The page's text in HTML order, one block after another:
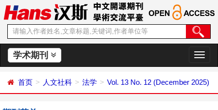
学术期刊
切
换
航
首页 人文社科 法学 Vol. 13 No. 12 (December 2025)